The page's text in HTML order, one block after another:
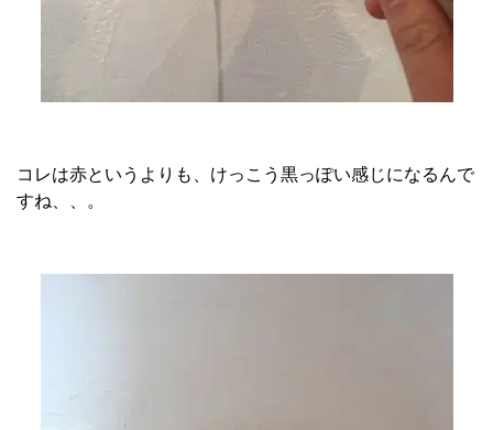
コレは赤というよりも、けっこう黒っぽい感じになるんで
すね、、。